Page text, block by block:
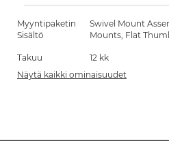
Myyntipaketin
Sisältö
Swivel Mount
Mounts, Flat
Takuu
12 kk
Näytä kaikki ominaisuudet